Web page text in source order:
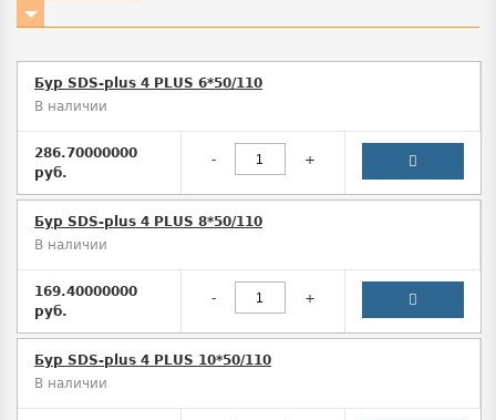
Бур SDS-plus 4 PLUS 6*50/110
В наличии
286.70000000
руб.
- +
Бур SDS-plus 4 PLUS 8*50/110
В наличии
169.40000000
руб.
- +
Бур SDS-plus 4 PLUS 10*50/110
В наличии